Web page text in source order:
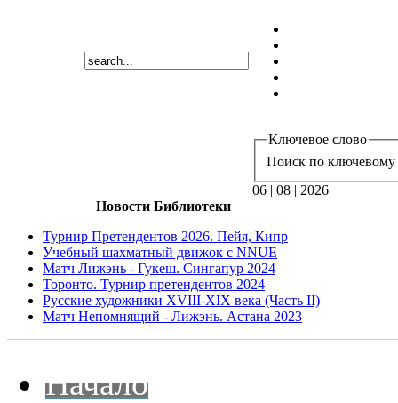
Ключевое слово
Поиск по ключевому
06 | 08 | 2026
Новости Библиотеки
Турнир Претендентов 2026. Пейя, Кипр
Учебный шахматный движок с NNUE
Матч Лижэнь - Гукеш. Сингапур 2024
Торонто. Турнир претендентов 2024
Русские художники XVIII-XIX века (Часть II)
Матч Непомнящий - Лижэнь. Астана 2023
Начало